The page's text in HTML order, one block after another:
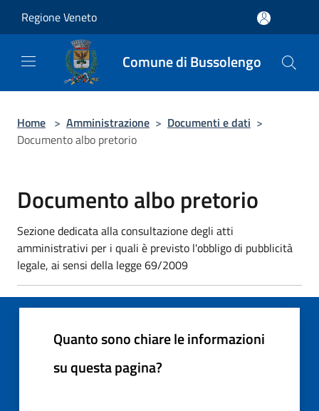
Regione Veneto
Comune di Bussolengo
Home > Amministrazione > Documenti e dati >
Documento albo pretorio
Documento albo pretorio
Sezione dedicata alla consultazione degli atti
amministrativi per i quali è previsto l'obbligo di pubblicità
legale, ai sensi della legge 69/2009
Quanto sono chiare le informazioni
su questa pagina?